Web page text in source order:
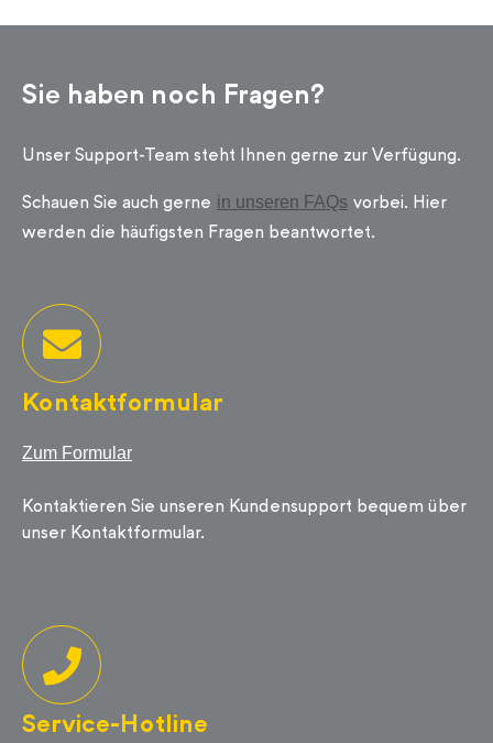
Sie haben noch Fragen?
Unser Support-Team steht Ihnen gerne zur Verfügung.
Schauen Sie auch gerne in unseren FAQs vorbei. Hier
werden die häufigsten Fragen beantwortet.
Kontaktformular
Zum Formular
Kontaktieren Sie unseren Kundensupport bequem über
unser Kontaktformular.
Service-Hotline